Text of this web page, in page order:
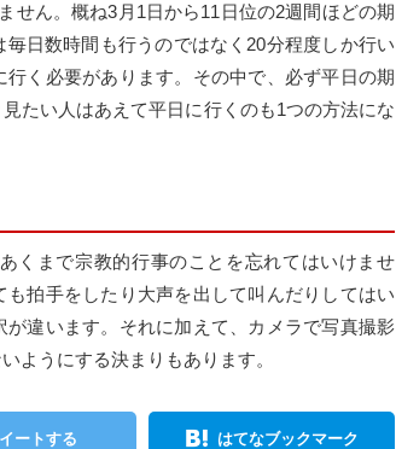
せん。概ね3月1日から11日位の2週間ほどの期
日数時間も行うのではなく20分程度しか行い
く必要があります。その中で、必ず平日の期
たい人はあえて平日に行くのも1つの方法にな
くまで宗教的行事のことを忘れてはいけませ
拍手をしたり大声を出して叫んだりしてはい
違います。それに加えて、カメラで写真撮影
ようにする決まりもあります。
ートする はてなブックマーク